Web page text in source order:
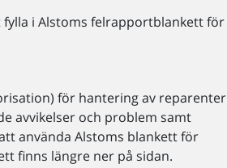
i Alstoms felrapportblankett för
för hantering av reparenter
avvikelser och problem samt
använda Alstoms blankett för
finns längre ner på sidan.